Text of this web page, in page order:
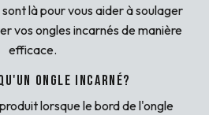
là pour vous aider à soulager
vos ongles incarnés de manière
efficace.
ongle incarné?
lorsque le bord de l'ongle